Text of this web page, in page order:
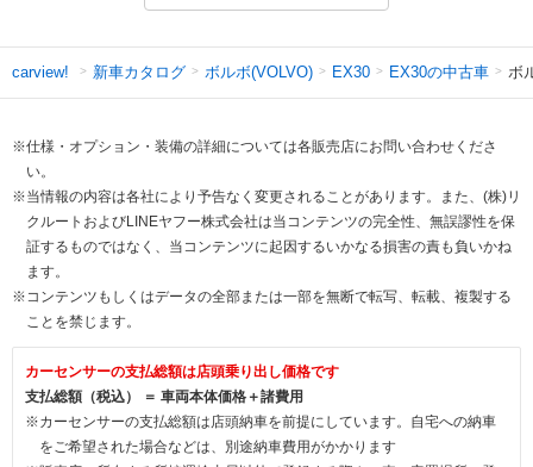
carview! 新車カタログ ボルボ(VOLVO) EX30 EX30の中古車 ボ
※仕様・オプション・装備の詳細については各販売店にお問い合わせくださ
い。
※当情報の内容は各社により予告なく変更されることがあります。また、(株)リ
クルートおよびLINEヤフー株式会社は当コンテンツの完全性、無誤謬性を保
証するものではなく、当コンテンツに起因するいかなる損害の責も負いかね
ます。
※コンテンツもしくはデータの全部または一部を無断で転写、転載、複製する
ことを禁じます。
カーセンサーの支払総額は店頭乗り出し価格です
支払総額（税込） ＝ 車両本体価格＋諸費用
※カーセンサーの支払総額は店頭納車を前提にしています。自宅への納車
をご希望された場合などは、別途納車費用がかかります